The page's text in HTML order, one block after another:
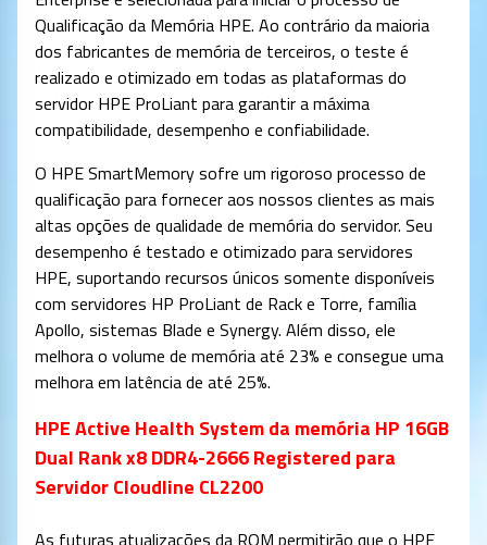
Qualificação da Memória HPE. Ao contrário da maioria
dos fabricantes de memória de terceiros, o teste é
realizado e otimizado em todas as plataformas do
servidor HPE ProLiant para garantir a máxima
compatibilidade, desempenho e confiabilidade.
O HPE SmartMemory sofre um rigoroso processo de
qualificação para fornecer aos nossos clientes as mais
altas opções de qualidade de memória do servidor. Seu
desempenho é testado e otimizado para servidores
HPE, suportando recursos únicos somente disponíveis
com servidores HP ProLiant de Rack e Torre, família
Apollo, sistemas Blade e Synergy. Além disso, ele
melhora o volume de memória até 23% e consegue uma
melhora em latência de até 25%.
HPE Active Health System da memória HP 16GB
Dual Rank x8 DDR4-2666 Registered para
Servidor Cloudline CL2200